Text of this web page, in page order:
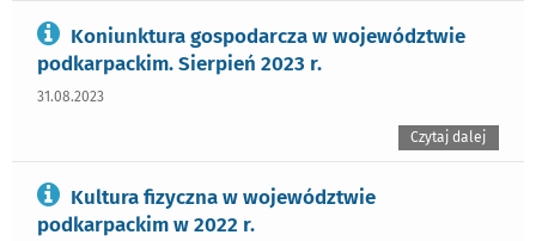
Koniunktura gospodarcza w województwie
podkarpackim. Sierpień 2023 r.
31.08.2023
Czytaj dalej
Kultura fizyczna w województwie
podkarpackim w 2022 r.